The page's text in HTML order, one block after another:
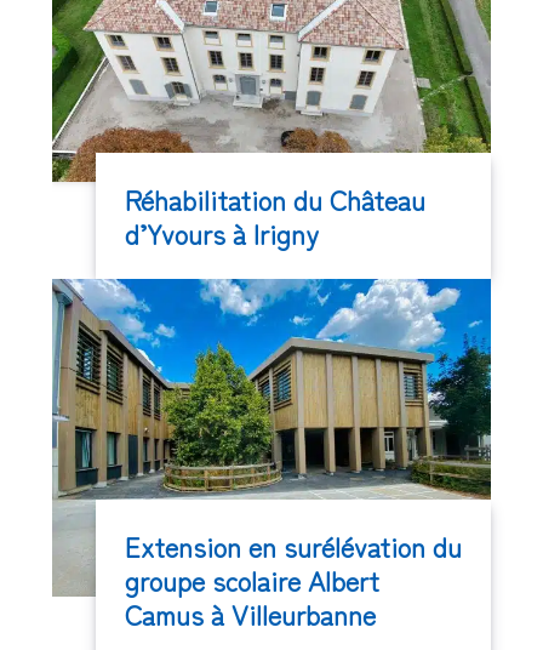
Réhabilitation du Château
d’Yvours à Irigny
Extension en surélévation du
groupe scolaire Albert
Camus à Villeurbanne